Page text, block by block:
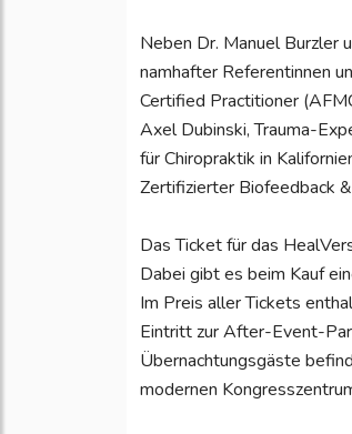
Neben Dr. Manuel Burzler
namhafter Referentinnen
Certified Practitioner
Axel Dubinski, Trauma-
für Chiropraktik in
Zertifizierter Biofeedback
Das Ticket für das
Dabei gibt es beim Kauf
Im Preis aller Tickets
Eintritt zur After-Event-
Übernachtungsgäste
modernen